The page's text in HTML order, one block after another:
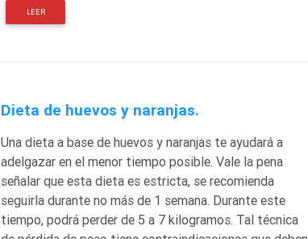
LEER
Dieta de huevos y naranjas.
Una dieta a base de huevos y naranjas te ayudará a
adelgazar en el menor tiempo posible. Vale la pena
señalar que esta dieta es estricta, se recomienda
seguirla durante no más de 1 semana. Durante este
tiempo, podrá perder de 5 a 7 kilogramos. Tal técnica